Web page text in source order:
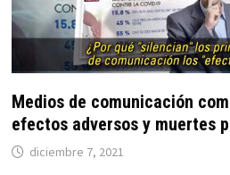
Medios de comunicación
efectos adversos y muertes
diciembre 7, 2021